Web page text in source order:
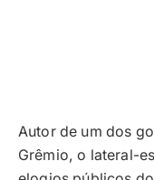
Autor de um dos
Grêmio, o lateral-